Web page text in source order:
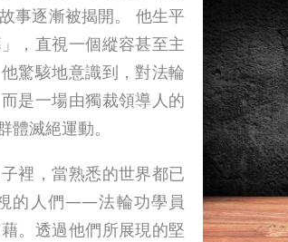
事逐漸被揭開。 他生平
，直視一個縱容甚至主
驚駭地意識到，對法輪
是一場由獨裁領導人的
滅絕運動。
裡，當熟悉的世界都已
的人們——法輪功學員
。透過他們所展現的堅